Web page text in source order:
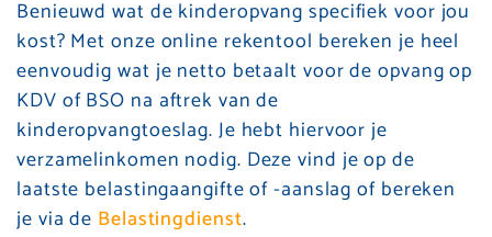
Benieuwd wat de kinderopvang specifiek voor jou
kost? Met onze online rekentool bereken je heel
eenvoudig wat je netto betaalt voor de opvang op
KDV of BSO na aftrek van de
kinderopvangtoeslag. Je hebt hiervoor je
verzamelinkomen nodig. Deze vind je op de
laatste belastingaangifte of -aanslag of bereken
je via de Belastingdienst.